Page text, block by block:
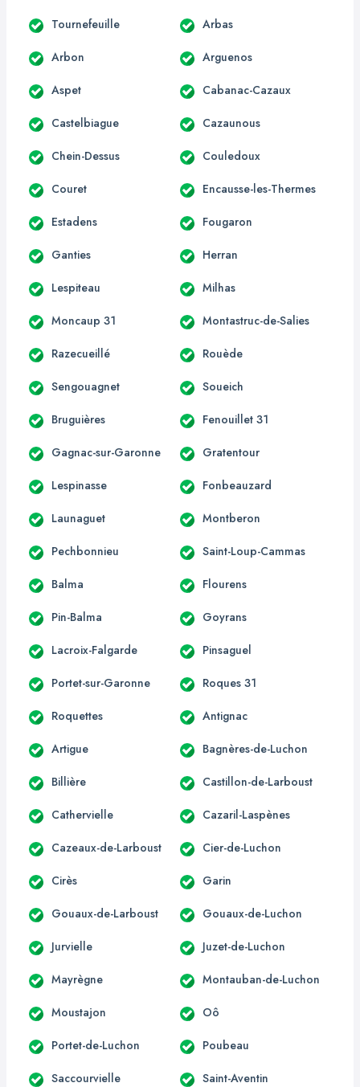
Tournefeuille Arbas
Arbon Arguenos
Aspet Cabanac-Cazaux
Castelbiague Cazaunous
Chein-Dessus Couledoux
Couret Encausse-les-Thermes
Estadens Fougaron
Ganties Herran
Lespiteau Milhas
Moncaup 31 Montastruc-de-Salies
Razecueillé Rouède
Sengouagnet Soueich
Bruguières Fenouillet 31
Gagnac-sur-Garonne Gratentour
Lespinasse Fonbeauzard
Launaguet Montberon
Pechbonnieu Saint-Loup-Cammas
Balma Flourens
Pin-Balma Goyrans
Lacroix-Falgarde Pinsaguel
Portet-sur-Garonne Roques 31
Roquettes Antignac
Artigue Bagnères-de-Luchon
Billière Castillon-de-Larboust
Cathervielle Cazaril-Laspènes
Cazeaux-de-Larboust Cier-de-Luchon
Cirès Garin
Gouaux-de-Larboust Gouaux-de-Luchon
Jurvielle Juzet-de-Luchon
Mayrègne Montauban-de-Luchon
Moustajon Oô
Portet-de-Luchon Poubeau
Saccourvielle Saint-Aventin